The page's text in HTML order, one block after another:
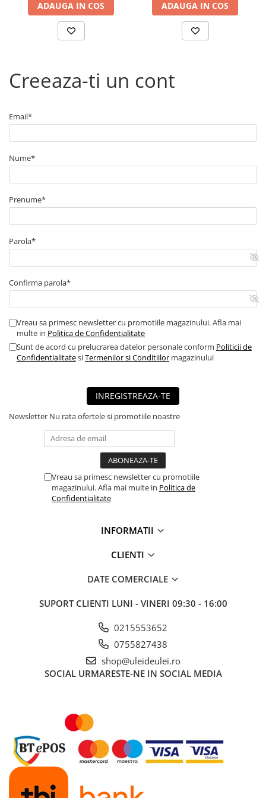
Schimbul de ulei trebuie efectuat conform intervalelor
recomandate de producător, în funcție de condițiile de
exploatare și tipul filtrării.
ADAUGA IN COS ADAUGA IN COS
Creeaza-ti un cont
Email*
Nume*
Prenume*
Parola*
Confirma parola*
Vreau sa primesc newsletter cu promotiile magazinului. Afla mai
multe in Politica de Confidentialitate
Sunt de acord cu prelucrarea datelor personale conform Politicii de
ConfidentialitatesiTermenilor si Conditiilor magazinului
INREGISTREAZA-TE
Newsletter Nu rata ofertele si promotiile noastre
Vreau sa primesc newsletter cu promotiile
magazinului. Afla mai multe in Politica de
Confidentialitate
INFORMATII
CLIENTI
DATE COMERCIALE
SUPORT CLIENTI LUNI - VINERI 09:30 - 16:00
0215553652
0755827438
shop@uleideulei.ro
SOCIAL URMARESTE-NE IN SOCIAL MEDIA